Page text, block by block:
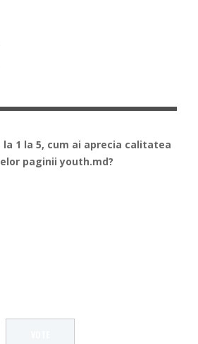
la 1 la 5, cum ai aprecia calitatea
paginii youth.md?